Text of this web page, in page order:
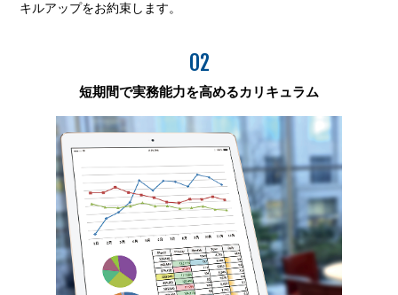
キルアップをお約束します。
02
短期間で実務能力を高めるカリキュラム